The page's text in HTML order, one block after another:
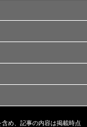
め、記事の内容は掲載時点